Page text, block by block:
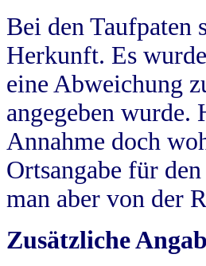
Bei den Taufpaten
Herkunft. Es
eine Abweichung
angegeben wurde.
Annahme doch
Ortsangabe für
man aber von der
Zusätzliche